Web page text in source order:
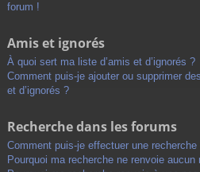
forum !
Amis et ignorés
À quoi sert ma liste d’amis et d’ignorés ?
Comment puis-je ajouter ou supprimer
et d’ignorés ?
Recherche dans les forums
Comment puis-je effectuer une
Pourquoi ma recherche ne renvoie aucun